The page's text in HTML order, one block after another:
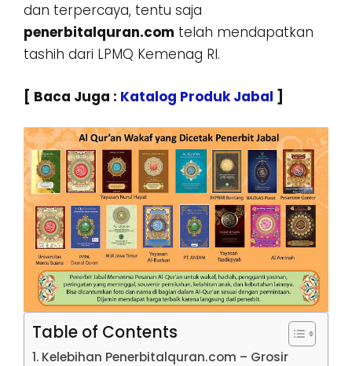
dan terpercaya, tentu saja
penerbitalquran.com telah mendapatkan
tashih dari LPMQ Kemenag RI.
[ Baca Juga : Katalog Produk Jabal ]
Table of Contents
Kelebihan Penerbitalquran.com – Grosir